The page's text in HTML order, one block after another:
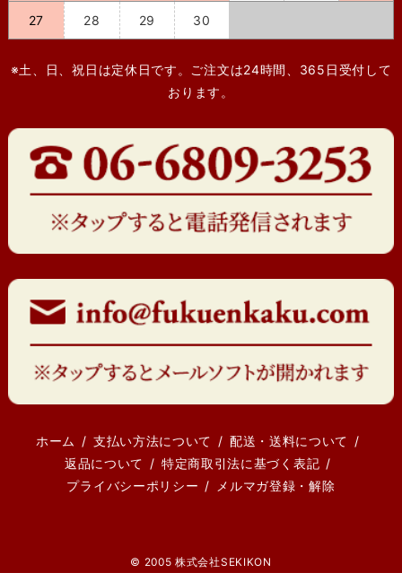
27 28 29 30
※土、日、祝日は定休日です。ご注文は24時間、365日受付して
おります。
ホーム 支払い方法について
配送・送料について
返品について
特定商取引法に基づく表記
プライバシーポリシー
メルマガ登録・解除
© 2005 株式会社SEKIKON